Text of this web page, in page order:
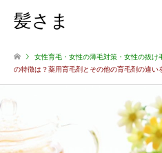
髪さま
女性育毛・女性の薄毛対策・女性の抜け
の特徴は？薬用育毛剤とその他の育毛剤の違い